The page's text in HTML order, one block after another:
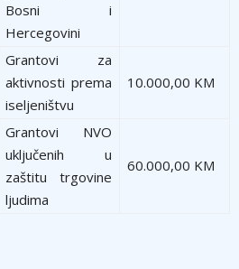
Bosni i
Hercegovini
Grantovi za
aktivnosti prema
iseljeništvu
10.000,00 KM
Grantovi NVO
uključenih u
zaštitu trgovine
ljudima
60.000,00 KM